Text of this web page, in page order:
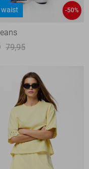
waist
-50%
79,95